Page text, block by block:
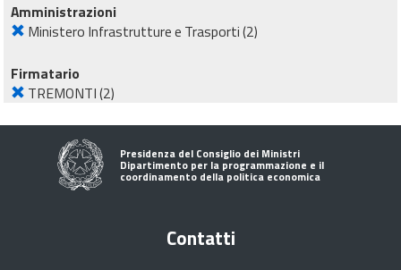
Amministrazioni
Ministero Infrastrutture e Trasporti(2)
Firmatario
TREMONTI(2)
Presidenza del Consiglio dei Ministri
Dipartimento per la programmazione e il
coordinamento della politica economica
Contatti